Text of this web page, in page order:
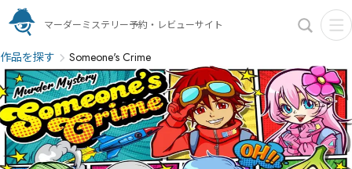
マーダーミステリー予約・レビューサイト
作品を探す Someone's Crime